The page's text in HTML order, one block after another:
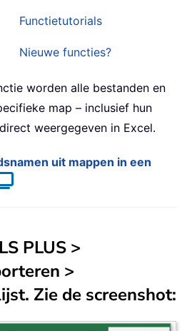
Functietutorials
Nieuwe functies?
worden alle bestanden en
map – inclusief hun
weergegeven in Excel.
uit mappen in een
PLUS >
>
. Zie de screenshot: